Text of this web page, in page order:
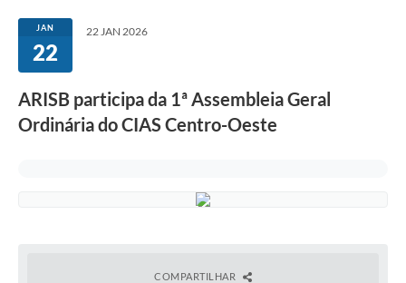
JAN
22
22 JAN 2026
ARISB participa da 1ª Assembleia Geral
Ordinária do CIAS Centro-Oeste
COMPARTILHAR